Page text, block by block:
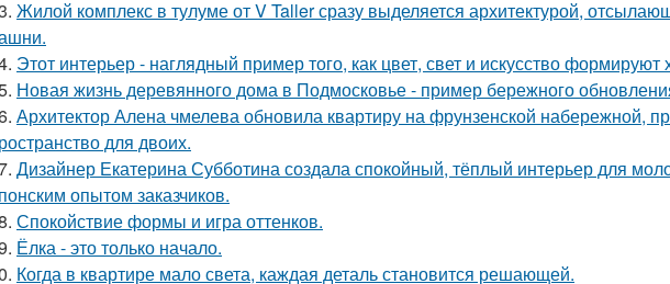
Жилой комплекс в тулуме от V Taller сразу выделяется архитектурой,
Этот интерьер - наглядный пример того, как цвет, свет и искусство формируют
Новая жизнь деревянного дома в Подмосковье - пример бережного
Архитектор Алена чмелева обновила квартиру на фрунзенской набережной,
для двоих.
Дизайнер Екатерина Субботина создала спокойный, тёплый интерьер для
опытом заказчиков.
Спокойствие формы и игра оттенков.
Ёлка - это только начало.
Когда в квартире мало света, каждая деталь становится решающей.